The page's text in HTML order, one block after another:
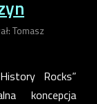
Tomasz
Rocks”
koncepcja